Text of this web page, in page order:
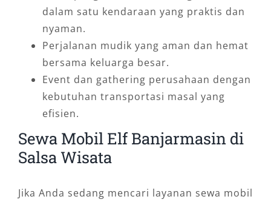
dalam satu kendaraan yang praktis dan
nyaman.
Perjalanan mudik yang aman dan hemat
bersama keluarga besar.
Event dan gathering perusahaan dengan
kebutuhan transportasi masal yang
efisien.
Sewa Mobil Elf Banjarmasin di
Salsa Wisata
Jika Anda sedang mencari layanan sewa mobil